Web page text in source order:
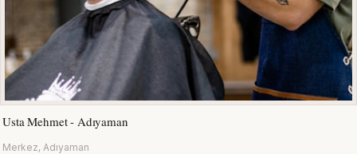
Usta Mehmet - Adıyaman
Merkez, Adıyaman